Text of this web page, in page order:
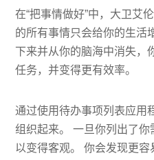
在“把事情做好”中，大卫艾
的所有事情只会给你的生活
下来并从你的脑海中消失，
任务，并变得更有效率。
通过使用待办事项列表应用
组织起来。 一旦你列出了你
以变得客观。 你会发现更